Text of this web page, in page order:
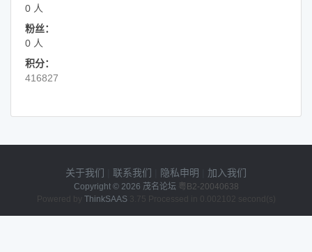
0 人
粉丝：
0 人
积分：
416827
关于我们 联系我们 隐私申明 加入我们
Copyright © 2026 茂名论坛 粤B2-20040638
Powered by ThinkSAAS3.75 Processed in 0.002102 second(s)